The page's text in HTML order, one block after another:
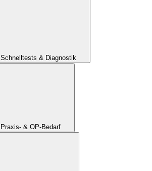
Schnelltests & Diagnostik
Praxis- & OP-Bedarf